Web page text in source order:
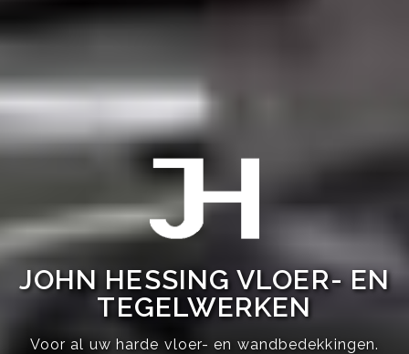
JOHN HESSING VLOER- EN
TEGELWERKEN
Voor al uw harde vloer- en wandbedekkingen.